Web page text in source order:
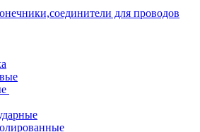
для проводов